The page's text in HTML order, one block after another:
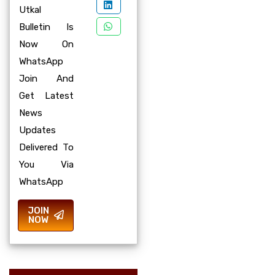
Utkal
Bulletin Is
Now On
WhatsApp
Join And
Get Latest
News
Updates
Delivered To
You Via
WhatsApp
JOIN
NOW